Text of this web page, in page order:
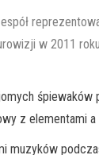
w 2011
śpiewaków
z elementami a
muzyków